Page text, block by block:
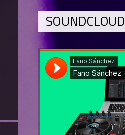
SOUNDCLOUD